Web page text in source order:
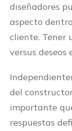
diseñadores
aspecto
cliente. Tener
versus deseos
del
importante
respuestas